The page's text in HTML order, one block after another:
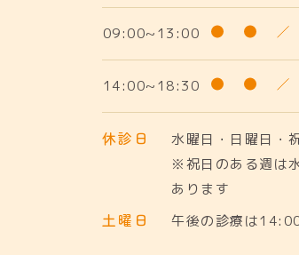
09:00~13:00
14:00~18:30
休診日
水曜日・日曜日・
※祝日のある週は
あります
土曜日 午後の診療は